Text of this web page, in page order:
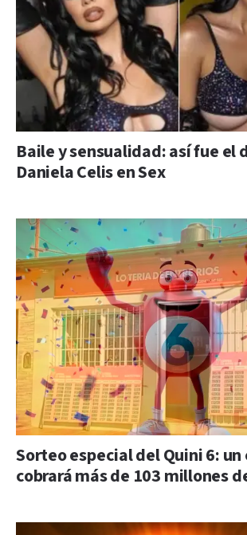
Baile y sensualidad: así fue el
Daniela Celis en Sex
Sorteo especial del Quini 6:
cobrará más de 103 millones